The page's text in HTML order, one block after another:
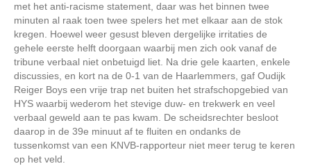
met het anti-racisme statement, daar was het binnen twee
minuten al raak toen twee spelers het met elkaar aan de stok
kregen. Hoewel weer gesust bleven dergelijke irritaties de
gehele eerste helft doorgaan waarbij men zich ook vanaf de
tribune verbaal niet onbetuigd liet. Na drie gele kaarten, enkele
discussies, en kort na de 0-1 van de Haarlemmers, gaf Oudijk
Reiger Boys een vrije trap net buiten het strafschopgebied van
HYS waarbij wederom het stevige duw- en trekwerk en veel
verbaal geweld aan te pas kwam. De scheidsrechter besloot
daarop in de 39e minuut af te fluiten en ondanks de
tussenkomst van een KNVB-rapporteur niet meer terug te keren
op het veld.